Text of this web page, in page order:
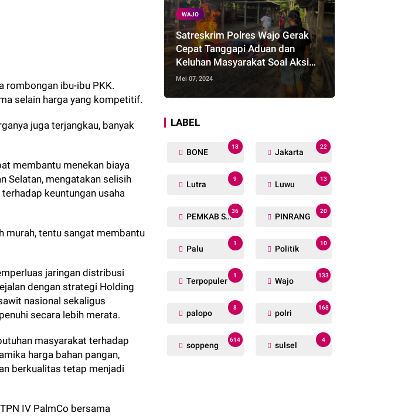
rombongan ibu-ibu PKK.
selain harga yang kompetitif.
juga terjangkau, banyak
membantu menekan biaya
Selatan, mengatakan selisih
keuntungan usaha
murah, tentu sangat membantu
jaringan distribusi
dengan strategi Holding
nasional sekaligus
secara lebih merata.
masyarakat terhadap
harga bahan pangan,
berkualitas tetap menjadi
IV PalmCo bersama
WAJO
Satreskrim Polres Wajo Gerak
Cepat Tanggapi Aduan dan
Keluhan Masyarakat Soal Aksi
Perjudian
Mei 07, 2024
LABEL
BONE
18
Jakarta
22
Lutra
9
Luwu
13
PEMKAB SOPPENG
36
PINRANG
20
Palu
1
Politik
10
Terpopuler
1
Wajo
133
palopo
8
polri
168
soppeng
614
sulsel
4